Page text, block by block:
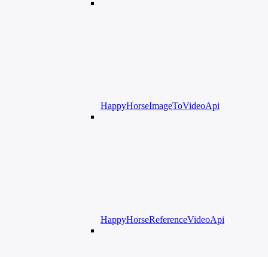
HappyHorseImageToVideoApi
HappyHorseReferenceVideoApi